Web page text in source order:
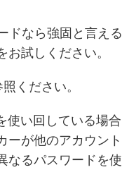
ドなら強固と言える
試しください。
ください。
使い回している場合
ーが他のアカウント
なるパスワードを使